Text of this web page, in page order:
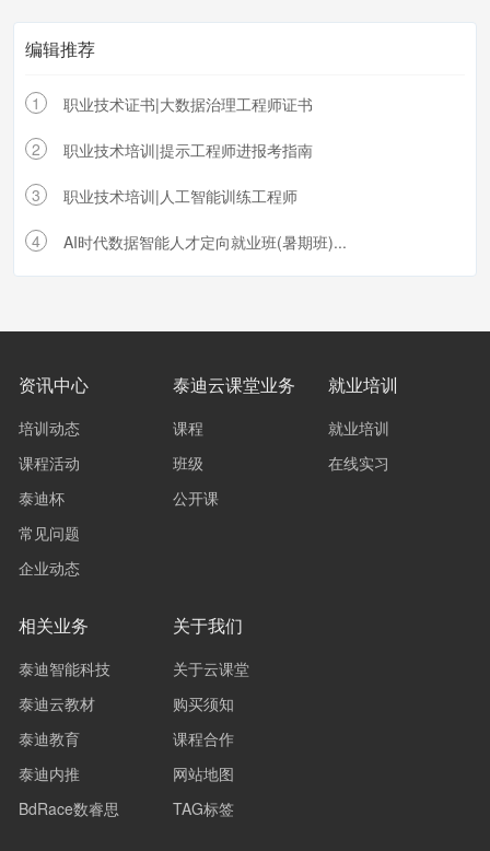
编辑推荐
1 职业技术证书|大数据治理工程师证书
2 职业技术培训|提示工程师进报考指南
3 职业技术培训|人工智能训练工程师
4 AI时代数据智能人才定向就业班(暑期班)...
资讯中心
培训动态
课程活动
泰迪杯
常见问题
企业动态
泰迪云课堂业务
课程
班级
公开课
就业培训
就业培训
在线实习
相关业务
泰迪智能科技
泰迪云教材
泰迪教育
泰迪内推
BdRace数睿思
关于我们
关于云课堂
购买须知
课程合作
网站地图
TAG标签